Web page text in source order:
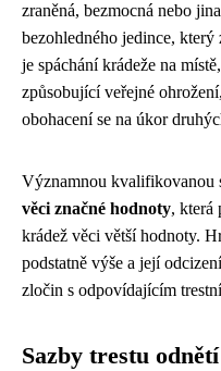
zraněná, bezmocná nebo
bezohledného jedince,
je spáchání krádeže na
způsobující veřejné
obohacení se na úkor
Významnou kvalifikovanou
věci značné hodnoty, která
krádež věci větší hodnoty.
podstatně výše a její
zločin s odpovídajícím
Sazby trestu